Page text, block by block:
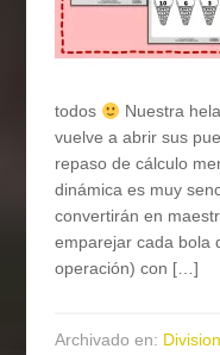
todos
Nuestra
vuelve a abrir sus
repaso de cálculo
dinámica es muy
convertirán en
emparejar cada bola
operación) con […]
Archivado en: